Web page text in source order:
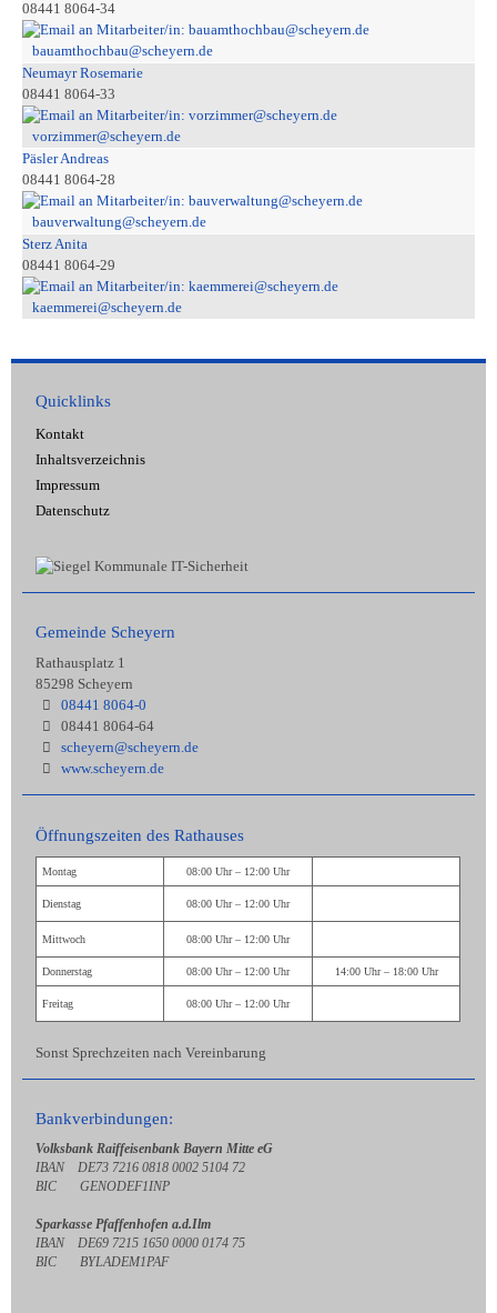
08441 8064-34
bauamthochbau@scheyern.de
Neumayr Rosemarie
08441 8064-33
vorzimmer@scheyern.de
Päsler Andreas
08441 8064-28
bauverwaltung@scheyern.de
Sterz Anita
08441 8064-29
kaemmerei@scheyern.de
Quicklinks
Kontakt
Inhaltsverzeichnis
Impressum
Datenschutz
Gemeinde Scheyern
Rathausplatz 1
85298 Scheyern
08441 8064-0
08441 8064-64
scheyern@scheyern.de
www.scheyern.de
Öffnungszeiten des Rathauses
Montag 08:00 Uhr – 12:00 Uhr
Dienstag 08:00 Uhr – 12:00 Uhr
Mittwoch 08:00 Uhr – 12:00 Uhr
Donnerstag 08:00 Uhr – 12:00 Uhr 14:00 Uhr – 18:00 Uhr
Freitag 08:00 Uhr – 12:00 Uhr
Sonst Sprechzeiten nach Vereinbarung
Bankverbindungen:
Volksbank Raiffeisenbank Bayern Mitte eG
IBAN DE73 7216 0818 0002 5104 72
BIC GENODEF1INP
Sparkasse Pfaffenhofen a.d.Ilm
IBAN DE69 7215 1650 0000 0174 75
BIC BYLADEM1PAF